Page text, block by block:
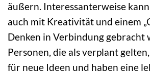
äußern. Interessanterweise
auch mit Kreativität und einem
Denken in Verbindung gebracht
Personen, die als verplant
für neue Ideen und haben eine